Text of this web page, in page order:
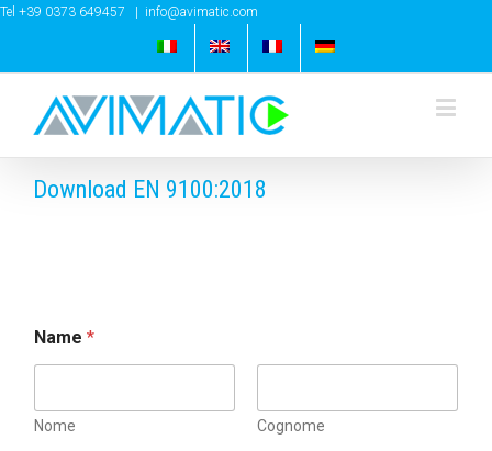
Tel +39 0373 649457 info@avimatic.com
Download EN 9100:2018
Name *
Nome Cognome